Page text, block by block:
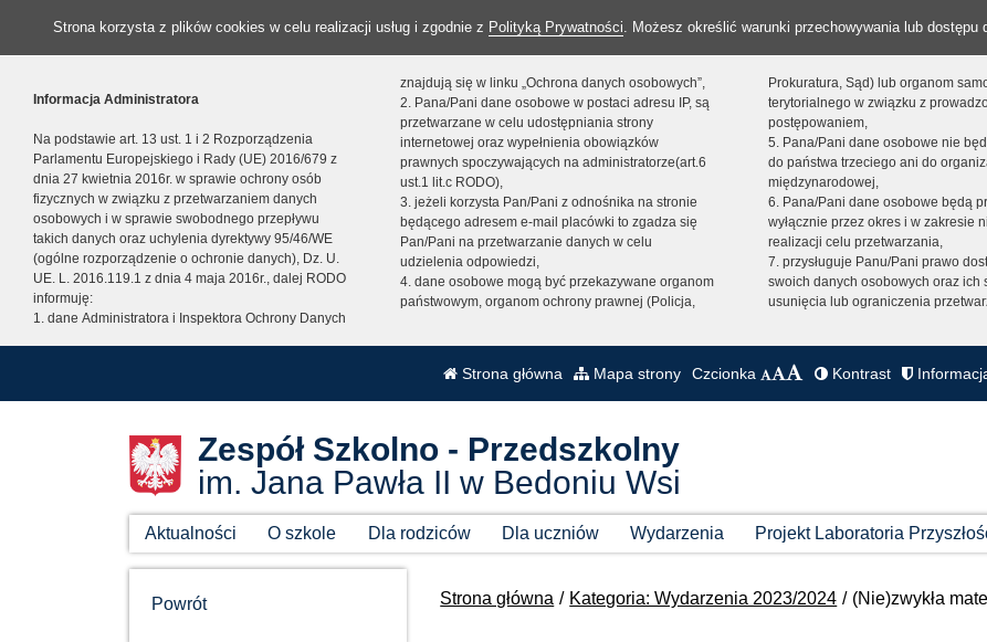
Strona korzysta z plików cookies w celu realizacji usług i zgodnie z Polityką Prywatności. Możesz określić warunki przechowywania lub dostępu
Informacja Administratora
Na podstawie art. 13 ust. 1 i 2 Rozporządzenia
Parlamentu Europejskiego i Rady (UE) 2016/679 z
dnia 27 kwietnia 2016r. w sprawie ochrony osób
fizycznych w związku z przetwarzaniem danych
osobowych i w sprawie swobodnego przepływu
takich danych oraz uchylenia dyrektywy 95/46/WE
(ogólne rozporządzenie o ochronie danych), Dz. U.
UE. L. 2016.119.1 z dnia 4 maja 2016r., dalej RODO
informuję:
1. dane Administratora i Inspektora Ochrony Danych
znajdują się w linku „Ochrona danych osobowych”,
2. Pana/Pani dane osobowe w postaci adresu IP, są
przetwarzane w celu udostępniania strony
internetowej oraz wypełnienia obowiązków
prawnych spoczywających na administratorze(art.6
ust.1 lit.c RODO),
3. jeżeli korzysta Pan/Pani z odnośnika na stronie
będącego adresem e-mail placówki to zgadza się
Pan/Pani na przetwarzanie danych w celu
udzielenia odpowiedzi,
4. dane osobowe mogą być przekazywane organom
państwowym, organom ochrony prawnej (Policja,
Prokuratura, Sąd) lub organom
terytorialnego w związku z
postępowaniem,
5. Pana/Pani dane osobowe nie
do państwa trzeciego ani do
międzynarodowej,
6. Pana/Pani dane osobowe będą
wyłącznie przez okres i w zakresie
realizacji celu przetwarzania,
7. przysługuje Panu/Pani prawo
swoich danych osobowych oraz ich
usunięcia lub ograniczenia
Strona główna Mapa strony Czcionka Kontrast
Zespół Szkolno - Przedszkolny
im. Jana Pawła II w Bedoniu Wsi
Aktualności O szkole Dla rodziców Dla uczniów Wydarzenia Projekt Laboratoria
Strona główna Kategoria: Wydarzenia 2023/2024 (Nie)zwykła
Powrót